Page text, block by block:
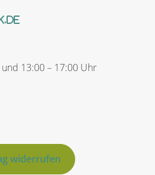
13:00 – 17:00 Uhr
widerrufen